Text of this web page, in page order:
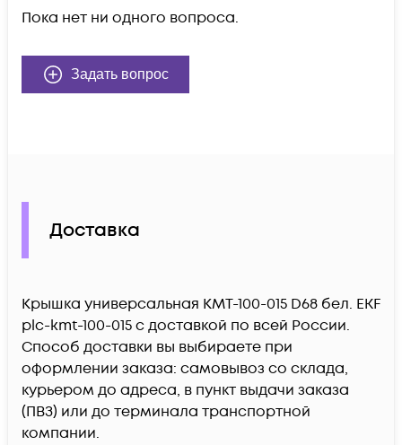
Пока нет ни одного вопроса.
Задать вопрос
Доставка
Крышка универсальная КМТ-100-015 D68 бел. EKF
plc-kmt-100-015 c доставкой по всей России.
Способ доставки вы выбираете при
оформлении заказа: самовывоз со склада,
курьером до адреса, в пункт выдачи заказа
(ПВЗ) или до терминала транспортной
компании.